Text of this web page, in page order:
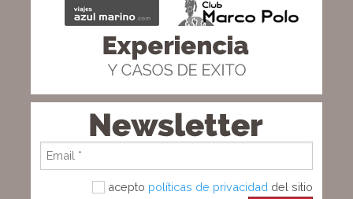
acepto políticas de privacidad del sitio